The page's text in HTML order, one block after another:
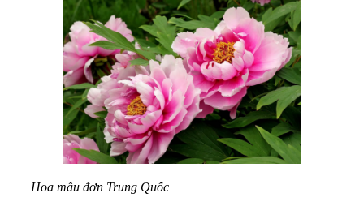
Hoa mẫu đơn Trung Quốc